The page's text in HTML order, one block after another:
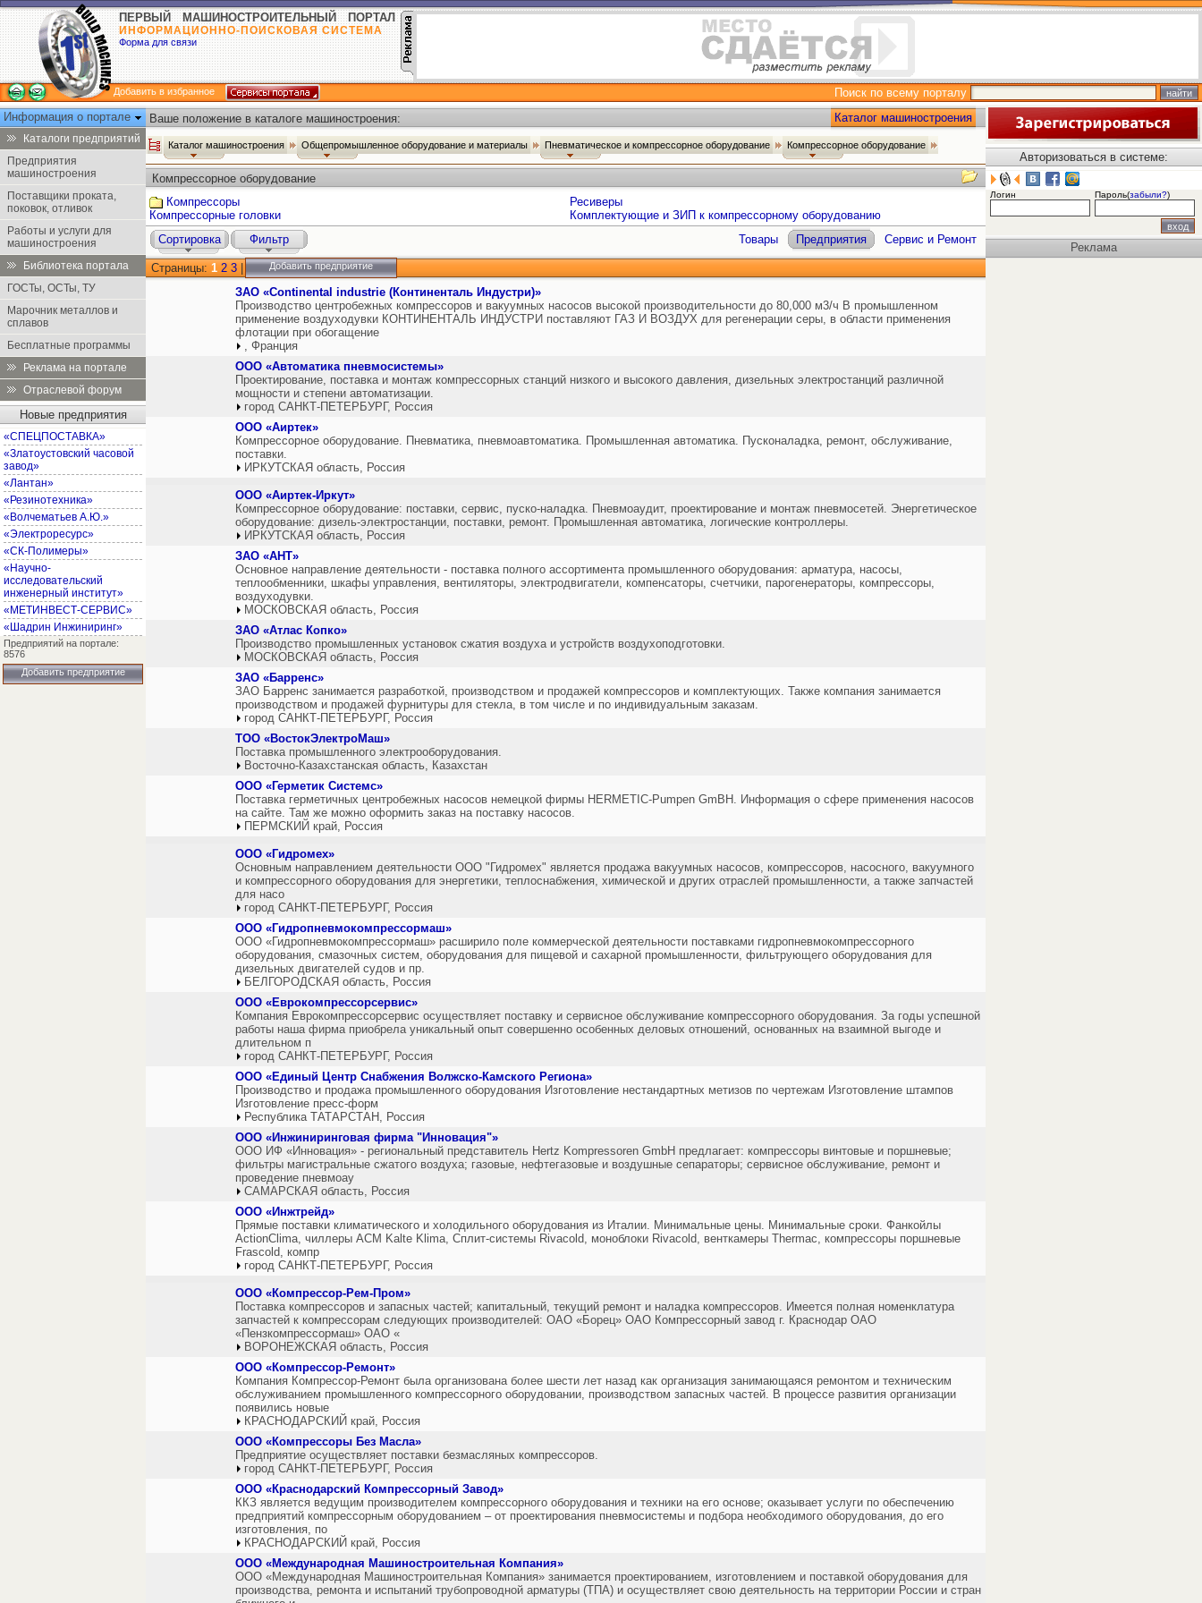
ПЕРВЫЙ МАШИНОСТРОИТЕЛЬНЫЙ ПОРТАЛ
ИНФОРМАЦИОННО-ПОИСКОВАЯ СИСТЕМА
Форма для связи
Добавить в избранное
Поиск по всему порталу
Информация о портале
Каталоги предприятий
Предприятия
машиностроения
Поставщики проката,
поковок, отливок
Работы и услуги для
машиностроения
Библиотека портала
ГОСТы, ОСТы, ТУ
Марочник металлов и
сплавов
Бесплатные программы
Реклама на портале
Отраслевой форум
Новые предприятия
«СПЕЦПОСТАВКА»
«Златоустовский часовой
завод»
«Лантан»
«Резинотехника»
«Волчематьев А.Ю.»
«Электроресурс»
«СК-Полимеры»
«Научно-
исследовательский
инженерный институт»
«МЕТИНВЕСТ-СЕРВИС»
«Шадрин Инжиниринг»
Предприятий на портале:
8576
Добавить предприятие
Ваше положение в каталоге машиностроения: Каталог машиностроения
Каталог машиностроения Общепромышленное оборудование и материалы Пневматическое и компрессорное оборудование Компрессорное оборудование
Компрессорное оборудование
Компрессоры
Компрессорные головки
Ресиверы
Комплектующие и ЗИП к компрессорному оборудованию
Сортировка
Фильтр Товары Предприятия Сервис и Ремонт
Страницы: 1 2 3 Добавить предприятие
ЗАО «Continental industrie (Континенталь Индустри)»
Производство центробежных компрессоров и вакуумных насосов высокой производительности до 80,000 м3/ч В промышленном
применение воздуходувки КОНТИНЕНТАЛЬ ИНДУСТРИ поставляют ГАЗ И ВОЗДУХ для регенерации серы, в области применения
флотации при обогащение
, Франция
ООО «Автоматика пневмосистемы»
Проектирование, поставка и монтаж компрессорных станций низкого и высокого давления, дизельных электростанций различной
мощности и степени автоматизации.
город САНКТ-ПЕТЕРБУРГ, Россия
ООО «Аиртек»
Компрессорное оборудование. Пневматика, пневмоавтоматика. Промышленная автоматика. Пусконаладка, ремонт, обслуживание,
поставки.
ИРКУТСКАЯ область, Россия
ООО «Аиртек-Иркут»
Компрессорное оборудование: поставки, сервис, пуско-наладка. Пневмоаудит, проектирование и монтаж пневмосетей. Энергетическое
оборудование: дизель-электростанции, поставки, ремонт. Промышленная автоматика, логические контроллеры.
ИРКУТСКАЯ область, Россия
ЗАО «АНТ»
Основное направление деятельности - поставка полного ассортимента промышленного оборудования: арматура, насосы,
теплообменники, шкафы управления, вентиляторы, электродвигатели, компенсаторы, счетчики, парогенераторы, компрессоры,
воздуходувки.
МОСКОВСКАЯ область, Россия
ЗАО «Атлас Копко»
Производство промышленных установок сжатия воздуха и устройств воздухоподготовки.
МОСКОВСКАЯ область, Россия
ЗАО «Барренс»
ЗАО Барренс занимается разработкой, производством и продажей компрессоров и комплектующих. Также компания занимается
производством и продажей фурнитуры для стекла, в том числе и по индивидуальным заказам.
город САНКТ-ПЕТЕРБУРГ, Россия
ТОО «ВостокЭлектроМаш»
Поставка промышленного электрооборудования.
Восточно-Казахстанская область, Казахстан
ООО «Герметик Системс»
Поставка герметичных центробежных насосов немецкой фирмы HERMETIC-Pumpen GmBH. Информация о сфере применения насосов
на сайте. Там же можно оформить заказ на поставку насосов.
ПЕРМСКИЙ край, Россия
ООО «Гидромех»
Основным направлением деятельности ООО "Гидромех" является продажа вакуумных насосов, компрессоров, насосного, вакуумного
и компрессорного оборудования для энергетики, теплоснабжения, химической и других отраслей промышленности, а также запчастей
для насо
город САНКТ-ПЕТЕРБУРГ, Россия
ООО «Гидропневмокомпрессормаш»
ООО «Гидропневмокомпрессормаш» расширило поле коммерческой деятельности поставками гидропневмокомпрессорного
оборудования, смазочных систем, оборудования для пищевой и сахарной промышленности, фильтрующего оборудования для
дизельных двигателей судов и пр.
БЕЛГОРОДСКАЯ область, Россия
ООО «Еврокомпрессорсервис»
Компания Еврокомпрессорсервис осуществляет поставку и сервисное обслуживание компрессорного оборудования. За годы успешной
работы наша фирма приобрела уникальный опыт совершенно особенных деловых отношений, основанных на взаимной выгоде и
длительном п
город САНКТ-ПЕТЕРБУРГ, Россия
ООО «Единый Центр Снабжения Волжско-Камского Региона»
Производство и продажа промышленного оборудования Изготовление нестандартных метизов по чертежам Изготовление штампов
Изготовление пресс-форм
Республика ТАТАРСТАН, Россия
ООО «Инжиниринговая фирма "Инновация"»
ООО ИФ «Инновация» - региональный представитель Hertz Kompressoren GmbH предлагает: компрессоры винтовые и поршневые;
фильтры магистральные сжатого воздуха; газовые, нефтегазовые и воздушные сепараторы; сервисное обслуживание, ремонт и
проведение пневмоау
САМАРСКАЯ область, Россия
ООО «Инжтрейд»
Прямые поставки климатического и холодильного оборудования из Италии. Минимальные цены. Минимальные сроки. Фанкойлы
ActionClima, чиллеры ACM Kalte Klima, Сплит-системы Rivacold, моноблоки Rivacold, венткамеры Thermac, компрессоры поршневые
Frascold, компр
город САНКТ-ПЕТЕРБУРГ, Россия
ООО «Компрессор-Рем-Пром»
Поставка компрессоров и запасных частей; капитальный, текущий ремонт и наладка компрессоров. Имеется полная номенклатура
запчастей к компрессорам следующих производителей: ОАО «Борец» ОАО Компрессорный завод г. Краснодар ОАО
«Пензкомпрессормаш» ОАО «
ВОРОНЕЖСКАЯ область, Россия
ООО «Компрессор-Ремонт»
Компания Компрессор-Ремонт была организована более шести лет назад как организация занимающаяся ремонтом и техническим
обслуживанием промышленного компрессорного оборудовании, производством запасных частей. В процессе развития организации
появились новые
КРАСНОДАРСКИЙ край, Россия
ООО «Компрессоры Без Масла»
Предприятие осуществляет поставки безмасляных компрессоров.
город САНКТ-ПЕТЕРБУРГ, Россия
ООО «Краснодарский Компрессорный Завод»
ККЗ является ведущим производителем компрессорного оборудования и техники на его основе; оказывает услуги по обеспечению
предприятий компрессорным оборудованием – от проектирования пневмосистемы и подбора необходимого оборудования, до его
изготовления, по
КРАСНОДАРСКИЙ край, Россия
ООО «Международная Машиностроительная Компания»
ООО «Международная Машиностроительная Компания» занимается проектированием, изготовлением и поставкой оборудования для
производства, ремонта и испытаний трубопроводной арматуры (ТПА) и осуществляет свою деятельность на территории России и стран
Авторизоваться в системе:
Логин Пароль(забыли?)
Реклама